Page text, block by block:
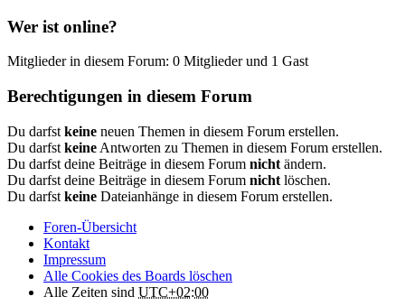
Wer ist online?
Mitglieder in diesem Forum: 0 Mitglieder und 1 Gast
Berechtigungen in diesem Forum
Du darfst keine neuen Themen in diesem Forum erstellen.
Du darfst keine Antworten zu Themen in diesem Forum erstellen.
Du darfst deine Beiträge in diesem Forum nicht ändern.
Du darfst deine Beiträge in diesem Forum nicht löschen.
Du darfst keine Dateianhänge in diesem Forum erstellen.
Foren-Übersicht
Kontakt
Impressum
Alle Cookies des Boards löschen
Alle Zeiten sind UTC+02:00